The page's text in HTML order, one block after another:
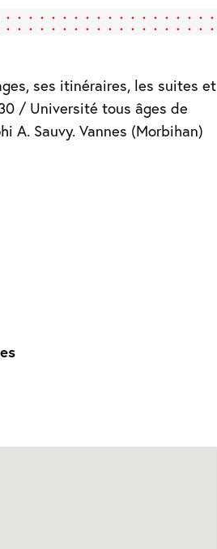
ses itinéraires, les suites et
/ Université tous âges de
A. Sauvy. Vannes (Morbihan)